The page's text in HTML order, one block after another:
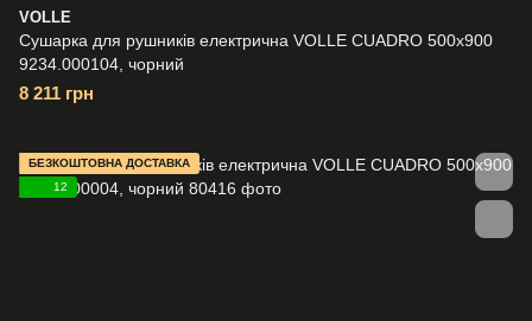
VOLLE
Сушарка для рушників електрична VOLLE CUADRO 500x900
9234.000104, чорний
8 211 грн
БЕЗКОШТОВНА ДОСТАВКА
12